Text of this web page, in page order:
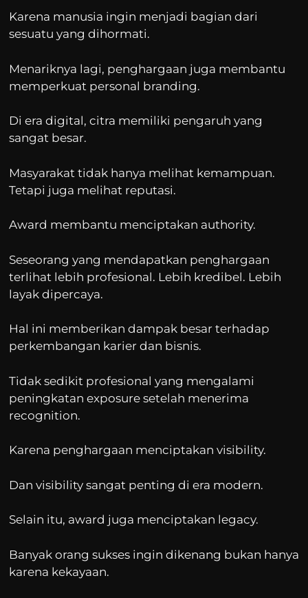
Karena manusia ingin menjadi bagian dari
sesuatu yang dihormati.
Menariknya lagi, penghargaan juga membantu
memperkuat personal branding.
Di era digital, citra memiliki pengaruh yang
sangat besar.
Masyarakat tidak hanya melihat kemampuan.
Tetapi juga melihat reputasi.
Award membantu menciptakan authority.
Seseorang yang mendapatkan penghargaan
terlihat lebih profesional. Lebih kredibel. Lebih
layak dipercaya.
Hal ini memberikan dampak besar terhadap
perkembangan karier dan bisnis.
Tidak sedikit profesional yang mengalami
peningkatan exposure setelah menerima
recognition.
Karena penghargaan menciptakan visibility.
Dan visibility sangat penting di era modern.
Selain itu, award juga menciptakan legacy.
Banyak orang sukses ingin dikenang bukan hanya
karena kekayaan.